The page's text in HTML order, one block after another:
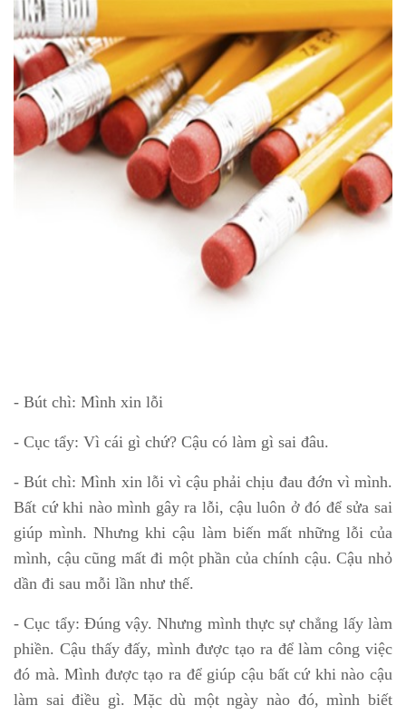
- Bút chì: Mình xin lỗi
- Cục tẩy: Vì cái gì chứ? Cậu có làm gì sai đâu.
- Bút chì: Mình xin lỗi vì cậu phải chịu đau đớn vì mình.
Bất cứ khi nào mình gây ra lỗi, cậu luôn ở đó để sửa sai
giúp mình. Nhưng khi cậu làm biến mất những lỗi của
mình, cậu cũng mất đi một phần của chính cậu. Cậu nhỏ
dần đi sau mỗi lần như thế.
- Cục tẩy: Đúng vậy. Nhưng mình thực sự chẳng lấy làm
phiền. Cậu thấy đấy, mình được tạo ra để làm công việc
đó mà. Mình được tạo ra để giúp cậu bất cứ khi nào cậu
làm sai điều gì. Mặc dù một ngày nào đó, mình biết